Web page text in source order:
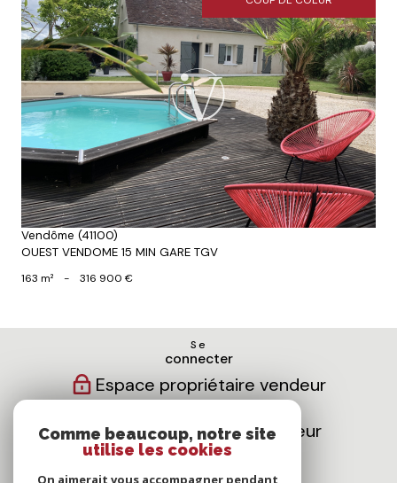
Voir le bien
Vendôme (41100)
OUEST VENDOME 15 MIN GARE TGV
163 m² - 316 900 €
Se
connecter
Espace propriétaire vendeur
Espace propriétaire bailleur
Nous
Comme beaucoup, notre site
utilise les cookies
On aimerait vous accompagner pendant